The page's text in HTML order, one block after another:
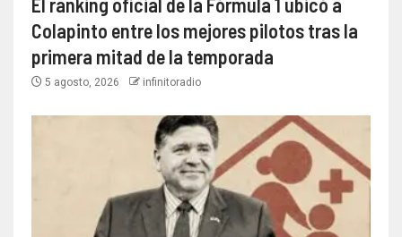
Colapinto entre los mejores pilotos tras la
primera mitad de la temporada
5 agosto, 2026 infinitoradio